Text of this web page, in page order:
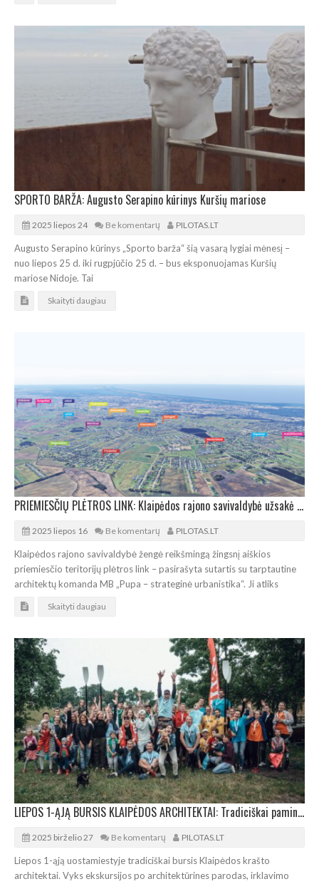
SPORTO BARŽA: Augusto Serapino kūrinys Kuršių mariose
2025 liepos 24 Be komentarų PILOTAS.LT
Augusto Serapino kūrinys „Sporto barža“ šią vasarą lygiai mėnesį –
nuo liepos 25 d. iki rugpjūčio 25 d. – bus eksponuojamas Kuršių
mariose Nidoje. Tai
Skaityti daugiau
PRIEMIESČIŲ PLĖTROS LINK: Klaipėdos rajono savivaldybė užsakė urbanistinį tyrimą
2025 liepos 16 Be komentarų PILOTAS.LT
Klaipėdos rajono savivaldybė žengė reikšmingą žingsnį aiškios
priemiesčio teritorijų plėtros link – pasirašyta sutartis su tarptautine
architektų komanda MB „Pupa – strateginė urbanistika“. Ji atliks
Skaityti daugiau
LIEPOS 1-ĄJĄ BURSIS KLAIPĖDOS ARCHITEKTAI: Tradiciškai paminės profesinę šventę
2025 birželio 27 Be komentarų PILOTAS.LT
Liepos 1-ąją uostamiestyje tradiciškai bursis Klaipėdos krašto
architektai. Vyks ekskursijos po architektūrines parodas, irklavimo